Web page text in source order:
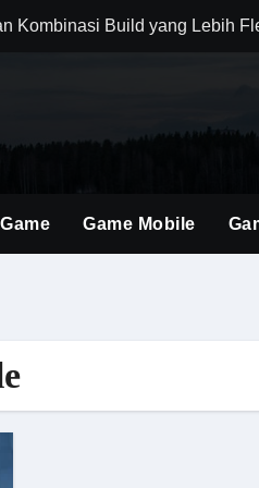
Kombinasi Build yang Lebih
Konten Baru dengan
Game Konsol dengan
Terbaru untuk Mendominasi
Tahun Ini untuk Pemula
Game Mobile